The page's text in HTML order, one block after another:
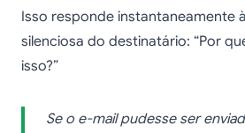
Isso responde instantaneamente
silenciosa do destinatário: “Por
isso?”
Se o e-mail pudesse ser